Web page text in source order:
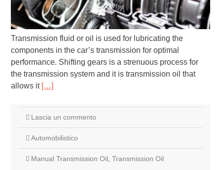
Transmission fluid or oil is used for lubricating the
components in the car’s transmission for optimal
performance. Shifting gears is a strenuous process for
the transmission system and it is transmission oil that
allows it […]
Lascia un commento
Automobilistico
Manual Transmission Oil, Transmission Oil